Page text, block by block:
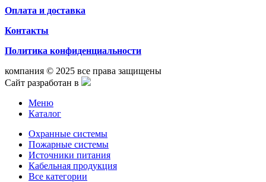
Оплата и доставка
Контакты
Политика конфиденциальности
компания © 2025 все права защищены
Сайт разработан в
Меню
Каталог
Охранные системы
Пожарные системы
Источники питания
Кабельная продукция
Все категории